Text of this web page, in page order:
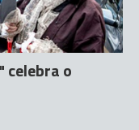
celebra o